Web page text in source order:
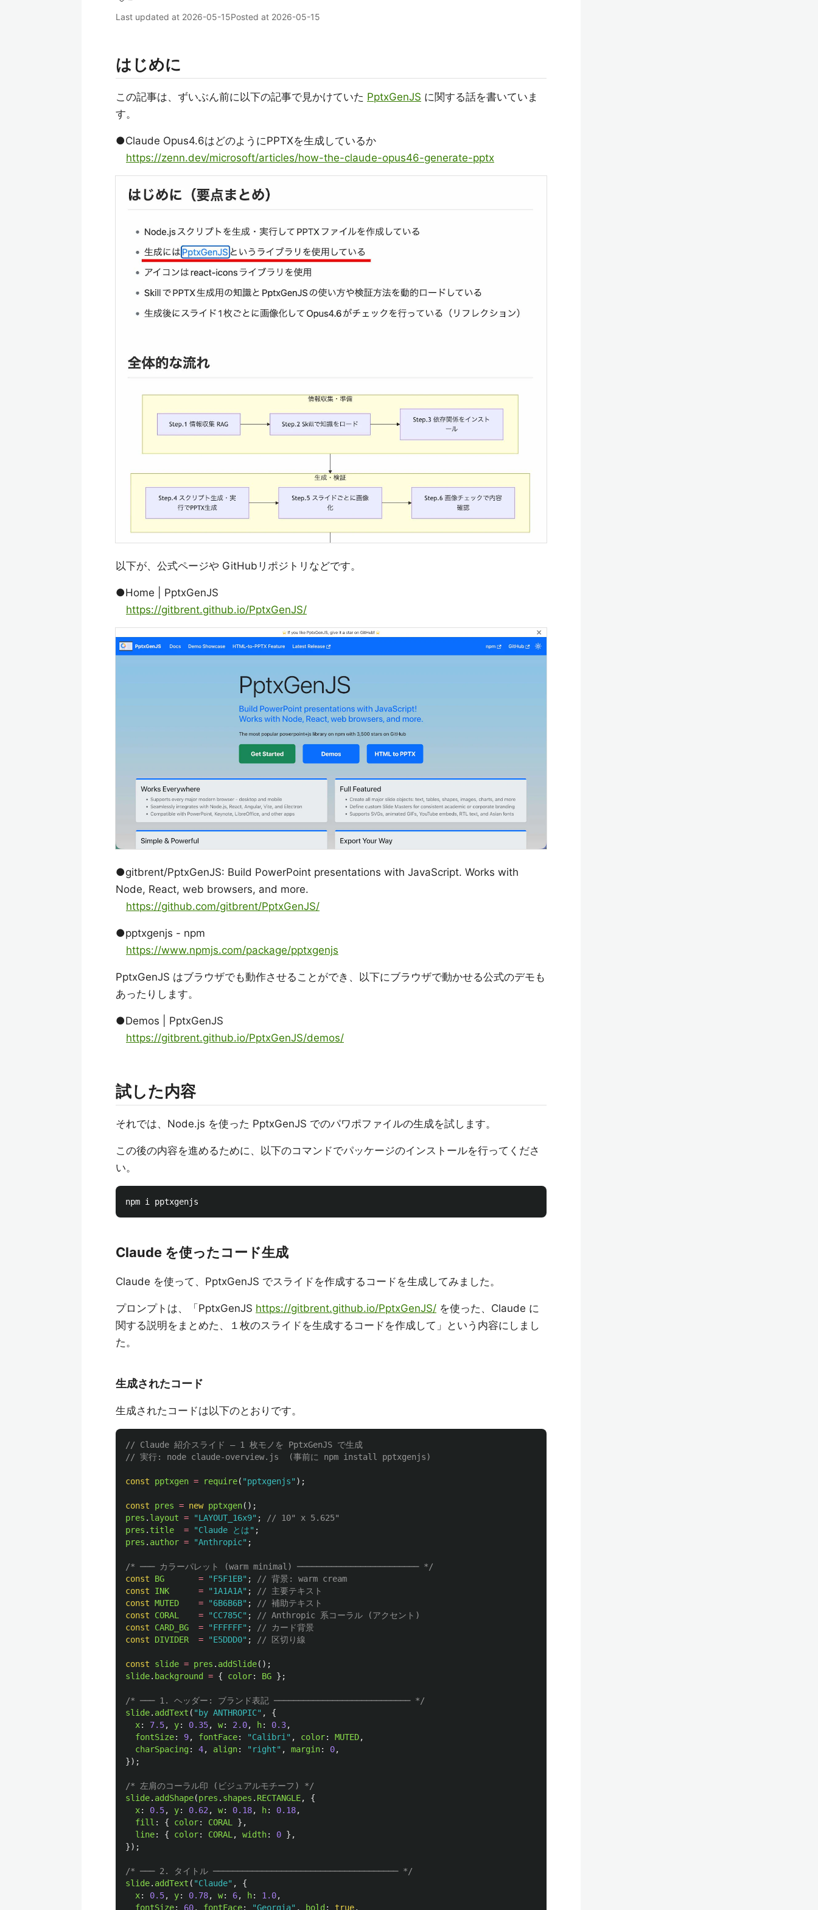
Last updated at 2026-05-15Posted at 2026-05-15
はじめに
この記事は、ずいぶん前に以下の記事で見かけていた PptxGenJS に関する話を書いていま
す。
●Claude Opus4.6はどのようにPPTXを生成しているか
https://zenn.dev/microsoft/articles/how-the-claude-opus46-generate-pptx
以下が、公式ページや GitHubリポジトリなどです。
●Home | PptxGenJS
https://gitbrent.github.io/PptxGenJS/
●gitbrent/PptxGenJS: Build PowerPoint presentations with JavaScript. Works with
Node, React, web browsers, and more.
https://github.com/gitbrent/PptxGenJS/
●pptxgenjs - npm
https://www.npmjs.com/package/pptxgenjs
PptxGenJS はブラウザでも動作させることができ、以下にブラウザで動かせる公式のデモも
あったりします。
●Demos | PptxGenJS
https://gitbrent.github.io/PptxGenJS/demos/
試した内容
それでは、Node.js を使った PptxGenJS でのパワポファイルの生成を試します。
この後の内容を進めるために、以下のコマンドでパッケージのインストールを行ってくださ
い。
Claude を使ったコード生成
Claude を使って、PptxGenJS でスライドを作成するコードを生成してみました。
プロンプトは、「PptxGenJS https://gitbrent.github.io/PptxGenJS/ を使った、Claude に
関する説明をまとめた、１枚のスライドを生成するコードを作成して」という内容にしまし
た。
生成されたコード
生成されたコードは以下のとおりです。
// Claude 紹介スライド — 1 枚モノを PptxGenJS で生成
// 実行: node claude-overview.js  (事前に npm install pptxgenjs)
const pptxgen = require( "pptxgenjs" );
const pres = new pptxgen();
pres . layout = "LAYOUT_16x9" ;
// 10" x 5.625"
pres . title = "Claude とは" ;
pres . author = "Anthropic" ;
/* ─── カラーパレット (warm minimal) ───────────────────────── */
const
BG = "F5F1EB" ;
// 背景: warm cream
const
INK = "1A1A1A" ;
// 主要テキスト
const MUTED = "6B6B6B" ;
// 補助テキスト
const
CORAL = "CC785C" ;
// Anthropic 系コーラル (アクセント)
const
CARD_BG = "FFFFFF" ;
// カード背景
const
DIVIDER = "E5DDD0" ; // 区切り線
const slide = pres . addSlide();
slide. background = { color: BG };
/* ─── 1. ヘッダー: ブランド表記 ──────────────────────────── */
slide. addText ( " by ANTHROPIC" ,
{
x: 7.5, y: 0.35, w: 2.0, h: 0.3,
fontSize: 9, fontFace: "Calibri " , color: MUTED,
charSpacing: 4, align: " right" , margin: 0,
});
/* 左肩のコーラル印 (ビジュアルモチーフ) */
slide. addShape(pres . shapes . RECTANGLE,
{
x: 0.5, y: 0.62 , w: 0.18, h: 0.18,
fill : { color: CORAL
},
line: { color: CORAL , width: 0 },
});
/* ─── 2. タイトル ────────────────────────────────────── */
slide. addText ( "Claude" ,
{
x: 0.5, y: 0.78, w: 6, h: 1.0,
fontSize: 60, fontFace: "Georgia" , bold : true,